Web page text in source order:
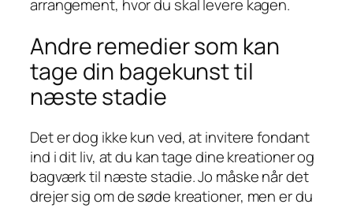
arrangement, hvor du skal levere kagen.
Andre remedier som kan
tage din bagekunst til
næste stadie
Det er dog ikke kun ved, at invitere fondant
ind i dit liv, at du kan tage dine kreationer og
bagværk til næste stadie. Jo måske når det
drejer sig om de søde kreationer, men er du